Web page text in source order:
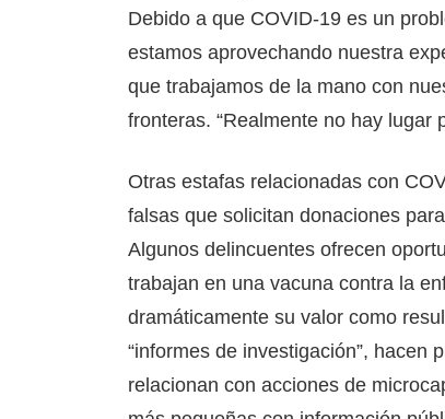
Debido a que COVID-19 es un
estamos aprovechando nuestra
que trabajamos de la mano con
fronteras. “Realmente no hay lugar
Otras estafas relacionadas con
falsas que solicitan donaciones
Algunos delincuentes ofrecen
trabajan en una vacuna contra la
dramáticamente su valor como
“informes de investigación”, hacen
relacionan con acciones de